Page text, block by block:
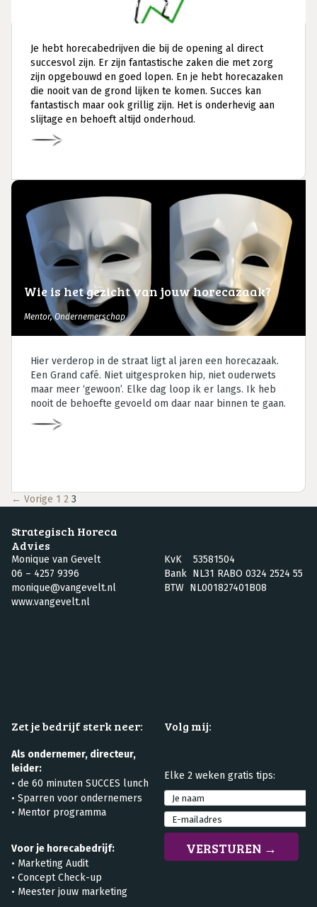
Ondernemerschap
vast? Hoe voorkom je een vrije val?
Je hebt horecabedrijven die bij de opening al direct
succesvol zijn. Er zijn fantastische zaken die met zorg
zijn opgebouwd en goed lopen. En je hebt horecazaken
die nooit van de grond lijken te komen. Succes kan
fantastisch maar ook grillig zijn. Het is onderhevig aan
slijtage en behoeft altijd onderhoud.
Mentor,Ondernemerschap
Wie is het gezicht van jouw horecazaak?
Hier verderop in de straat ligt al jaren een horecazaak.
Een Grand café. Niet uitgesproken hip, niet ouderwets
maar meer ‘gewoon’. Elke dag loop ik er langs. Ik heb
nooit de behoefte gevoeld om daar naar binnen te gaan.
Berichtennavigatie
← Vorige 1 2 3
Strategisch Horeca
Advies
Monique van Gevelt
06 – 4257 9396
monique@vangevelt.nl
www.vangevelt.nl
KvK 53581504
Bank NL31 RABO 0324 2524 55
BTW NL001827401B08
Zet je bedrijf sterk neer:
Als ondernemer, directeur,
leider:
• de 60 minuten SUCCES lunch
• Sparren voor ondernemers
• Mentor programma
Voor je horecabedrijf:
• Marketing Audit
• Concept Check-up
• Meester jouw marketing
Volg mij:
Elke 2 weken gratis tips: